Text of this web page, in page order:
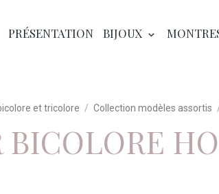
PRÉSENTATION BIJOUX
et tricolore Collection modèles assortis
BICOLORE